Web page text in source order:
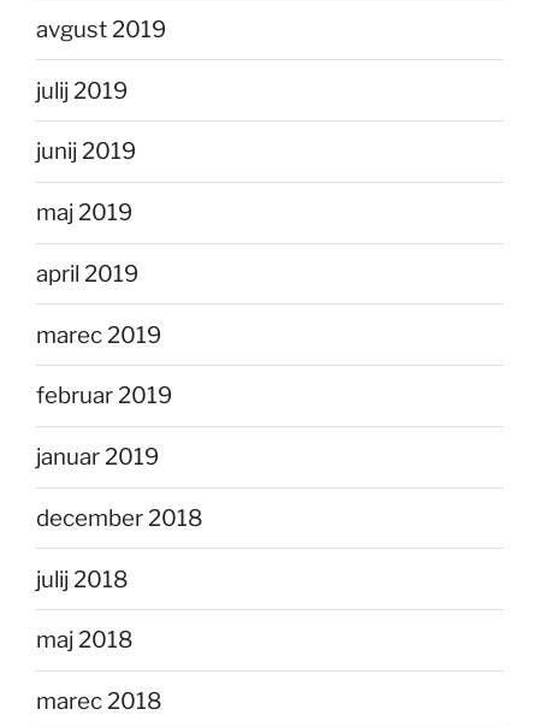
avgust 2019
julij 2019
junij 2019
maj 2019
april 2019
marec 2019
februar 2019
januar 2019
december 2018
julij 2018
maj 2018
marec 2018